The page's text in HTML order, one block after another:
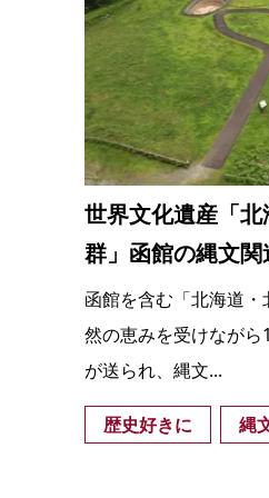
世界文化遺産「
群」函館の縄文関
函館を含む「北海道
然の恵みを受けなが
が送られ、縄文...
歴史好きに 縄